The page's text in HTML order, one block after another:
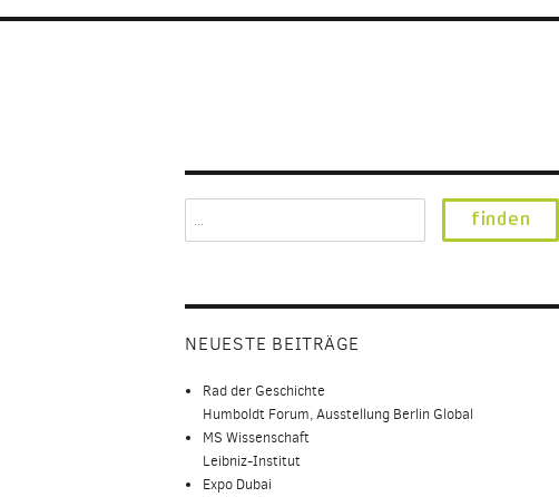
NEUESTE BEITRÄGE
Rad der Geschichte
Humboldt Forum, Ausstellung Berlin Global
MS Wissenschaft
Leibniz-Institut
Expo Dubai